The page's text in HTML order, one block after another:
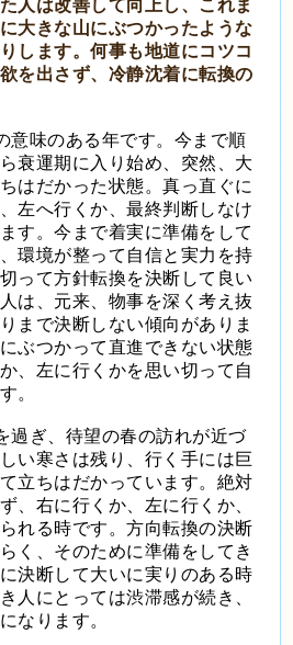
人は改善して向上し、これま
大きな山にぶつかったような
します。何事も地道にコツコ
を出さず、冷静沈着に転換の
意味のある年です。今まで順
衰運期に入り始め、突然、大
はだかった状態。真っ直ぐに
左へ行くか、最終判断しなけ
す。今まで着実に準備をして
環境が整って自信と実力を持
って方針転換を決断して良い
は、元来、物事を深く考え抜
まで決断しない傾向がありま
ぶつかって直進できない状態
、左に行くかを思い切って自
。
過ぎ、待望の春の訪れが近づ
い寒さは残り、行く手には巨
立ちはだかっています。絶対
、右に行くか、左に行くか、
れる時です。方向転換の決断
く、そのために準備をしてき
決断して大いに実りのある時
人にとっては渋滞感が続き、
なります。